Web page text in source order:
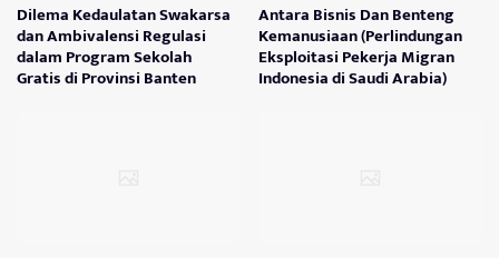
Dilema Kedaulatan Swakarsa
dan Ambivalensi Regulasi
dalam Program Sekolah
Gratis di Provinsi Banten
Antara Bisnis Dan Benteng
Kemanusiaan (Perlindungan
Eksploitasi Pekerja Migran
Indonesia di Saudi Arabia)